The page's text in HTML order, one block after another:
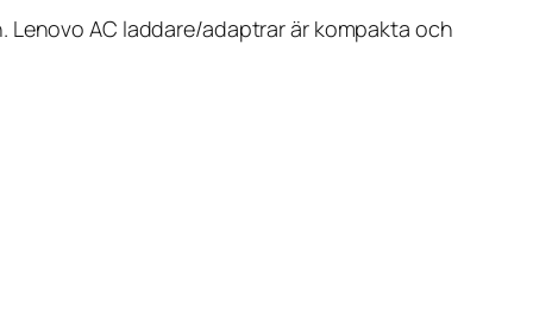
AC laddare/adaptrar är kompakta och